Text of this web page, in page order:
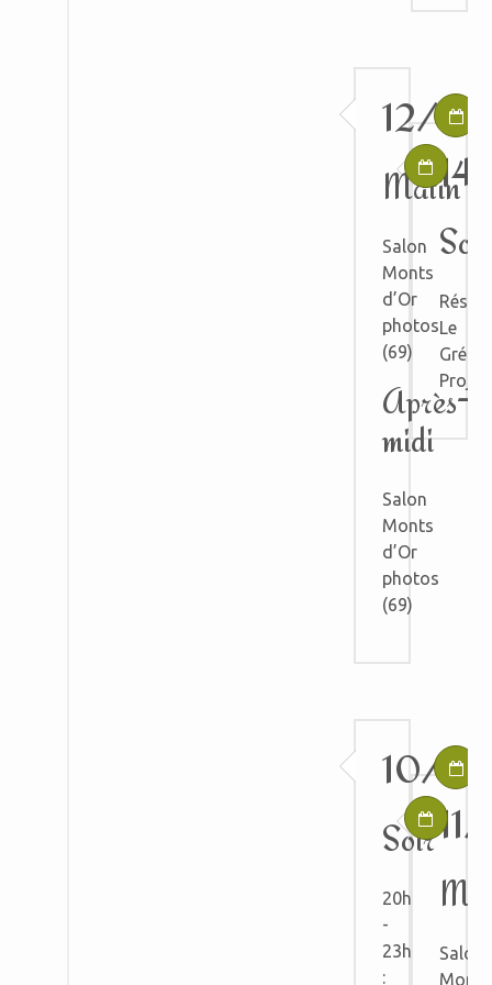
Soir
Le
12/
Matin
Salon
Monts
d’Or
photos
(69)
Après-
midi
Salon
Monts
d’Or
photos
(69)
Salon
Monts
10/
Soir
20h
-
23h
: